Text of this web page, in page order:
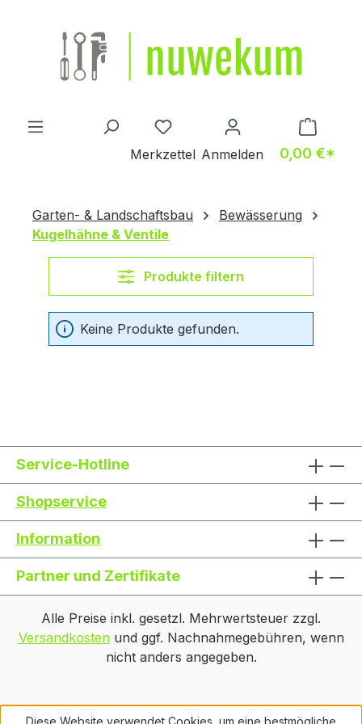
Du hast 0 Produkte auf dem
Merkzettel Anmelden 0,00 €*
Garten- & Landschaftsbau
Bewässerung
Kugelhähne & Ventile
Produkte filtern
Keine Produkte gefunden.
Service-Hotline
Shopservice
Information
Partner und Zertifikate
Alle Preise inkl. gesetzl. Mehrwertsteuer zzgl.
Versandkostenund ggf. Nachnahmegebühren, wenn
nicht anders angegeben.
Diese Website verwendet Cookies, um eine bestmögliche